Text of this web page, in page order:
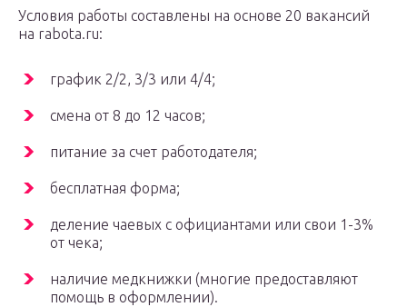
Условия работы составлены на основе 20 вакансий
на rabota.ru:
график 2/2, 3/3 или 4/4;
смена от 8 до 12 часов;
питание за счет работодателя;
бесплатная форма;
деление чаевых с официантами или свои 1-3%
от чека;
наличие медкнижки (многие предоставляют
помощь в оформлении).